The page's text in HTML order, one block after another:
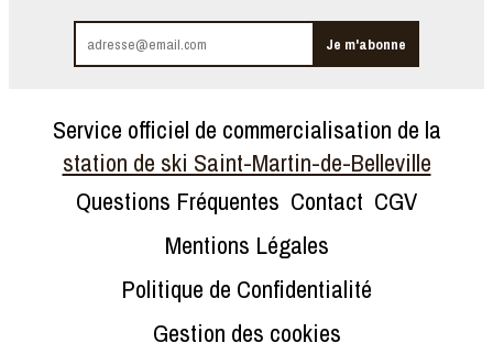
Service officiel de commercialisation de la
station de ski Saint-Martin-de-Belleville
Questions Fréquentes Contact CGV
Mentions Légales
Politique de Confidentialité
Gestion des cookies